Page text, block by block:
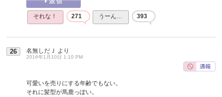
それな！ 271 うーん… 393
26 名無しだＪ より
2016年1月10日 1:10 PM
可愛いを売りにする年齢でもない。
それに髪型が馬鹿っぽい。